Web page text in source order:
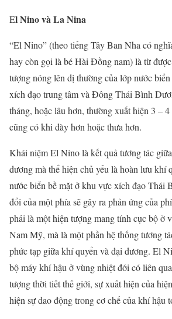
El Nino và La Nina
“El Nino” (theo tiếng Tây Ban Nha có
hay còn gọi là bé Hài Đồng nam) là từ
tượng nóng lên dị thường của lớp nước
xích đạo trung tâm và Đông Thái Bình
tháng, hoặc lâu hơn, thường xuất hiện 3 –
cũng có khi dày hơn hoặc thưa hơn.
Khái niệm El Nino là kết quả tương tác
dương mà thể hiện chủ yếu là hoàn lưu khí
nước biển bề mặt ở khu vực xích đạo Thái
đổi của một phía sẽ gây ra phản ứng của
phải là một hiện tượng mang tính cục bộ ở
Nam Mỹ, mà là một phần hệ thống tương
phức tạp giữa khí quyển và đại dương. El
bộ máy khí hậu ở vùng nhiệt đới có liên
tượng thời tiết thế giới, sự xuất hiện của
hiện sự dao động trong cơ chế của khí hậu